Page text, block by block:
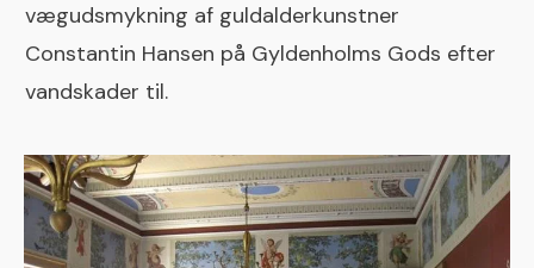
vægudsmykning af guldalderkunstner
Constantin Hansen på Gyldenholms Gods efter
vandskader til.